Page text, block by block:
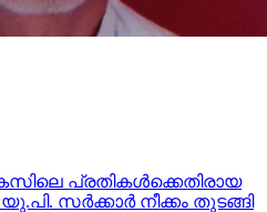
പ്രതികള്‍ക്കെതിരായ
സര്‍ക്കാര്‍ നീക്കം തുടങ്ങി